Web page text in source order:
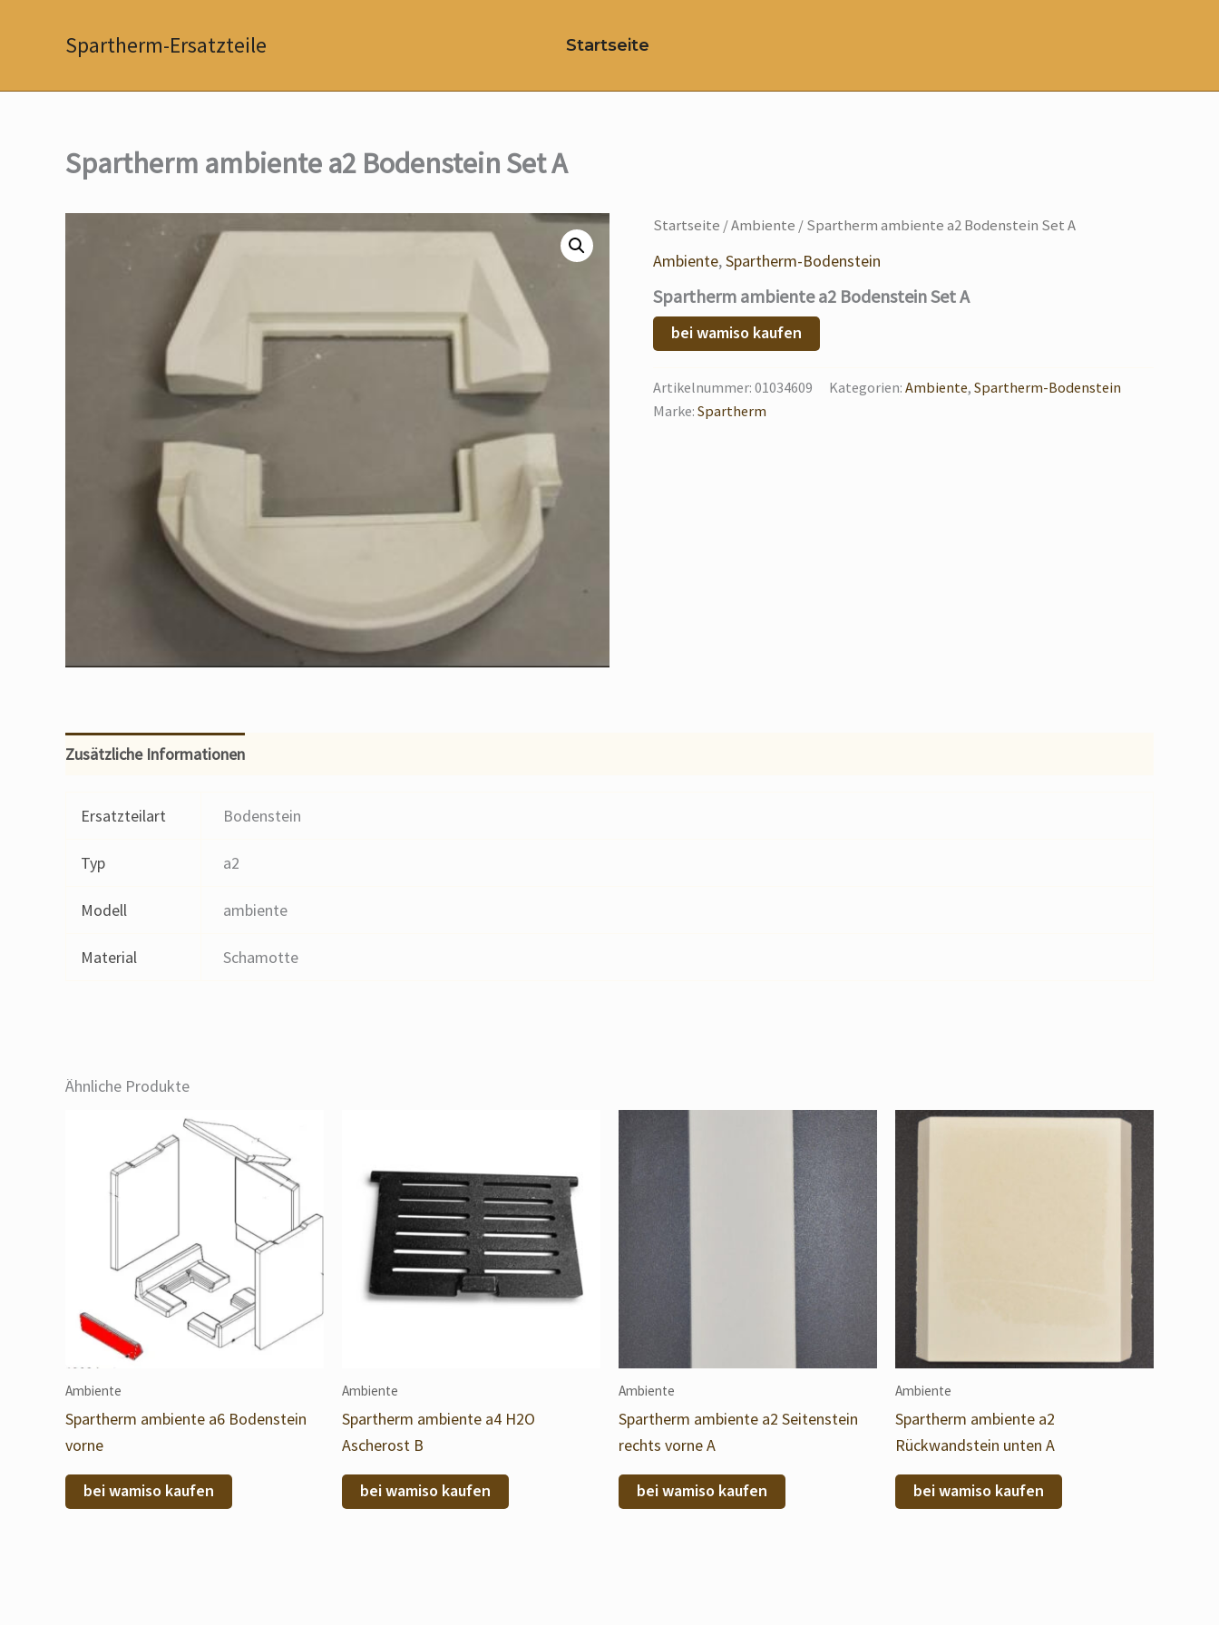
Spartherm-Ersatzteile Startseite
Spartherm ambiente a2 Bodenstein Set A
Startseite /Ambiente / Spartherm ambiente a2 Bodenstein Set A
Ambiente,Spartherm-Bodenstein
Spartherm ambiente a2 Bodenstein Set A
bei wamiso kaufen
Artikelnummer: 01034609 Kategorien: Ambiente, Spartherm-Bodenstein
Marke: Spartherm
Zusätzliche Informationen
Ersatzteilart Bodenstein
Typ a2
Modell ambiente
Material Schamotte
Ähnliche Produkte
Ambiente
Spartherm ambiente a6 Bodenstein
vorne
bei wamiso kaufen
Ambiente
Spartherm ambiente a4 H2O
Ascherost B
bei wamiso kaufen
Ambiente
Spartherm ambiente a2 Seitenstein
rechts vorne A
bei wamiso kaufen
Ambiente
Spartherm ambiente a2
Rückwandstein unten A
bei wamiso kaufen